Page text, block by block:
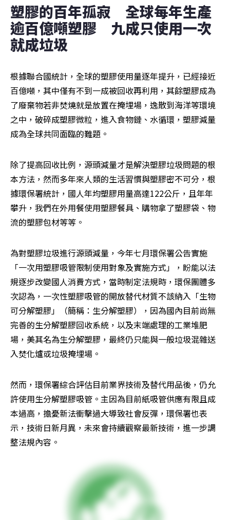
塑膠的百年孤寂　全球每年生產
逾百億噸塑膠　九成只使用一次
就成垃圾
根據聯合國統計，全球的塑膠使用量逐年提升，已經接近
百億噸，其中僅有不到一成被回收再利用，其餘塑膠成為
了廢棄物若非焚燒就是放置在掩埋場，逸散到海洋等環境
之中，破碎成塑膠微粒，進入食物鏈、水循環，塑膠減量
成為全球共同面臨的難題。
除了提高回收比例，源頭減量才是解決塑膠垃圾問題的根
本方法，然而多年來人類的生活習慣與塑膠密不可分，根
據環保署統計，國人年均塑膠用量高達122公斤，且年年
攀升，我們在外用餐使用塑膠餐具、購物拿了塑膠袋、物
流的塑膠包材等等。
為對塑膠垃圾進行源頭減量，今年七月環保署公告實施
「一次用塑膠吸管限制使用對象及實施方式」，盼能以法
規逐步改變國人消費方式，當時制定法規時，環保團體多
次認為，一次性塑膠吸管的開放替代材質不該納入「生物
可分解塑膠」（簡稱：生分解塑膠），因為國內目前尚無
完善的生分解塑膠回收系統，以及末端處理的工業堆肥
場，美其名為生分解塑膠，最終仍只能與一般垃圾混雜送
入焚化爐或垃圾掩埋場。
然而，環保署綜合評估目前業界技術及替代用品後，仍允
許使用生分解塑膠吸管。主因為目前紙吸管供應有限且成
本過高，擔憂新法衝擊過大導致社會反彈，環保署也表
示，技術日新月異，未來會持續觀察最新技術，進一步調
整法規內容。